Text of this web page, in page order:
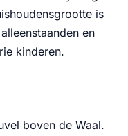
is
en
kinderen.
boven de Waal.